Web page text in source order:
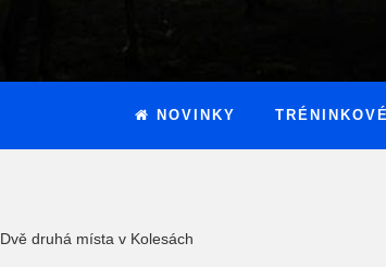
NOVINKY
Dvě druhá místa v Kolesách